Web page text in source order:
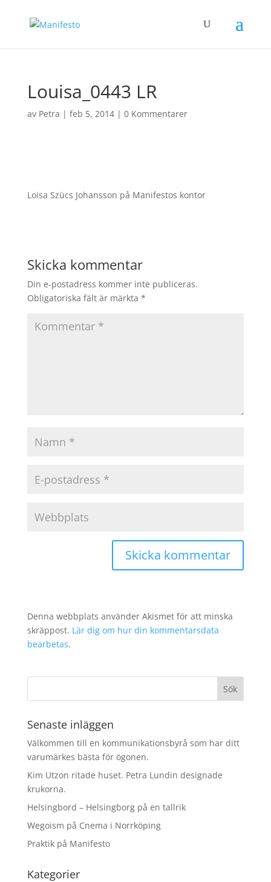
Louisa_0443 LR
av Petra | feb 5, 2014| 0 Kommentarer
Loisa Szücs Johansson på Manifestos kontor
Skicka kommentar
Din e-postadress kommer inte publiceras.
Obligatoriska fält är märkta *
Denna webbplats använder Akismet för att minska
skräppost. Lär dig om hur din kommentarsdata
bearbetas.
Senaste inläggen
Välkommen till en kommunikationsbyrå som har ditt
varumärkes bästa för ögonen.
Kim Utzon ritade huset. Petra Lundin designade
krukorna.
Helsingbord – Helsingborg på en tallrik
Wegoism på Cnema i Norrköping
Praktik på Manifesto
Kategorier